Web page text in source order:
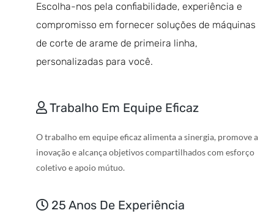
Escolha-nos pela confiabilidade, experiência e
compromisso em fornecer soluções de máquinas
de corte de arame de primeira linha,
personalizadas para você.
Trabalho Em Equipe Eficaz
O trabalho em equipe eficaz alimenta a sinergia, promove a
inovação e alcança objetivos compartilhados com esforço
coletivo e apoio mútuo.
25 Anos De Experiência